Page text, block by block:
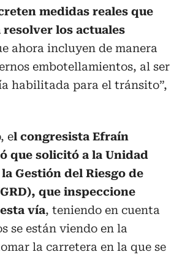
medidas reales que
los actuales
ahora incluyen de manera
embotellamientos, al ser
habilitada para el tránsito”,
el congresista Efraín
que solicitó a la Unidad
Gestión del Riesgo de
que inspeccione
vía, teniendo en cuenta
se están viendo en la
la carretera en la que se